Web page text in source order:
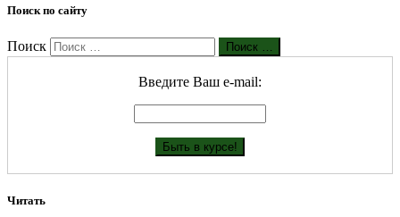
Поиск по сайту
Поиск Поиск …
Введите Ваш е-mail:
Читать